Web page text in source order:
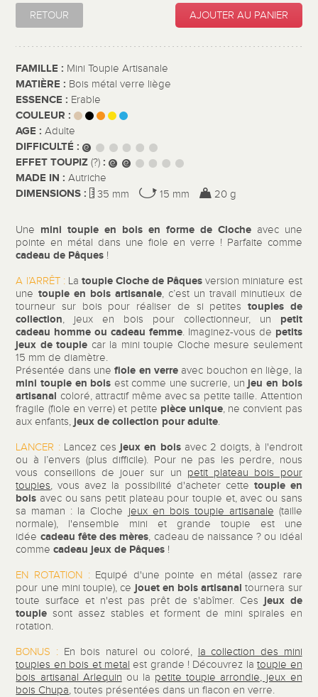
RETOUR
AJOUTER AU PANIER
FAMILLE : Mini Toupie Artisanale
MATIÈRE : Bois métal verre liège
ESSENCE : Erable
COULEUR :
AGE :Adulte
DIFFICULTÉ :
EFFET TOUPIZ(?) :
MADE IN :Autriche
DIMENSIONS : 35 mm 15 mm 20 g
Une mini toupie en bois en forme de Clocheavec une
pointe en métal dans une fiole en verre ! Parfaite comme
cadeau de Pâques !
A l’ARRÊT : La toupie Cloche de Pâques version miniature est
une toupie en bois artisanale, c’est un travail minutieux de
tourneur sur bois pour réaliser de si petites toupies de
collection, jeux en bois pour collectionneur, un petit
cadeau homme ou cadeau femme. Imaginez-vous de petits
jeux de toupie car la mini toupie Cloche mesure seulement
15 mm de diamètre.
Présentée dans unefiole en verre avec bouchon en liège, la
mini toupie en bois est comme une sucrerie, un jeu en bois
artisanal coloré, attractif même avec sa petite taille. Attention
fragile (fiole en verre) et petite pièce unique, ne convient pas
aux enfants, jeux de collection pour adulte.
LANCER :Lancez ces jeux en boisavec 2 doigts, à l'endroit
ou à l’envers (plus difficile). Pour ne pas les perdre, nous
vous conseillons de jouer sur un petit plateau bois pour
toupies, vous avez la possibilité d'acheter cette toupie en
bois avec ou sans petit plateau pour toupie et, avec ou sans
sa maman : la Cloche jeux en bois toupie artisanale (taille
normale), l'ensemble mini et grande toupie est une
idée cadeau fête des mères, cadeau de naissance ? ou idéal
commecadeau jeux de Pâques !
EN ROTATION :Equipé d'une pointe en métal (assez rare
pour une mini toupie), ce jouet en bois artisanaltournera sur
toute surface et n'est pas prêt de s'abîmer. Ces jeux de
toupie sont assez stables et forment de mini spirales en
rotation.
BONUS : En bois naturel ou coloré, la collection des mini
toupies en bois et metal est grande ! Découvrez latoupie en
bois artisanal Arlequin ou la petite toupie arrondie, jeux en
bois Chupa, toutes présentées dans un flacon en verre.